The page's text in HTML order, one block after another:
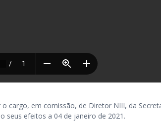
cargo, em comissão, de Diretor NIII, da
seus efeitos a 04 de janeiro de 2021.